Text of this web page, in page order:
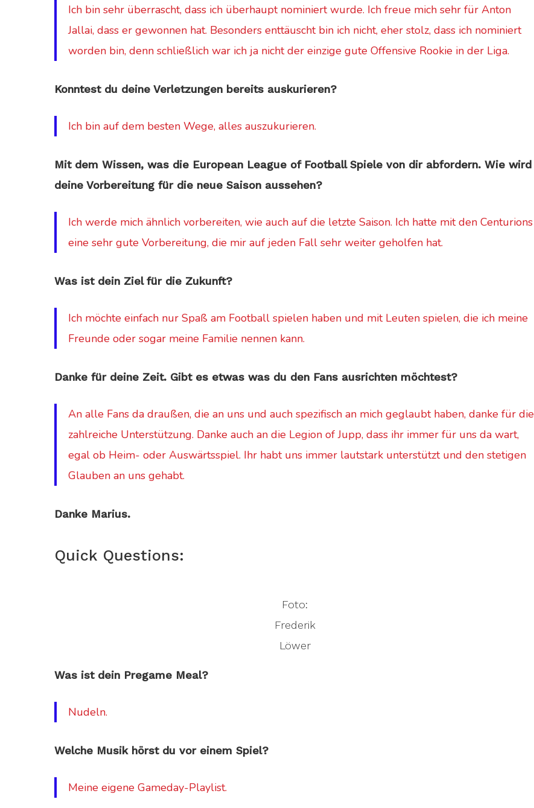
Ich bin sehr überrascht, dass ich überhaupt nominiert wurde. Ich freue mich sehr für Anton
Jallai, dass er gewonnen hat. Besonders enttäuscht bin ich nicht, eher stolz, dass ich nominiert
worden bin, denn schließlich war ich ja nicht der einzige gute Offensive Rookie in der Liga.
Konntest du deine Verletzungen bereits auskurieren?
Ich bin auf dem besten Wege, alles auszukurieren.
Mit dem Wissen, was die European League of Football Spiele von dir abfordern. Wie wird
deine Vorbereitung für die neue Saison aussehen?
Ich werde mich ähnlich vorbereiten, wie auch auf die letzte Saison. Ich hatte mit den Centurions
eine sehr gute Vorbereitung, die mir auf jeden Fall sehr weiter geholfen hat.
Was ist dein Ziel für die Zukunft?
Ich möchte einfach nur Spaß am Football spielen haben und mit Leuten spielen, die ich meine
Freunde oder sogar meine Familie nennen kann.
Danke für deine Zeit. Gibt es etwas was du den Fans ausrichten möchtest?
An alle Fans da draußen, die an uns und auch spezifisch an mich geglaubt haben, danke für die
zahlreiche Unterstützung. Danke auch an die Legion of Jupp, dass ihr immer für uns da wart,
egal ob Heim- oder Auswärtsspiel. Ihr habt uns immer lautstark unterstützt und den stetigen
Glauben an uns gehabt.
Danke Marius.
Quick Questions:
Foto:
Frederik
Löwer
Was ist dein Pregame Meal?
Nudeln.
Welche Musik hörst du vor einem Spiel?
Meine eigene Gameday-Playlist.